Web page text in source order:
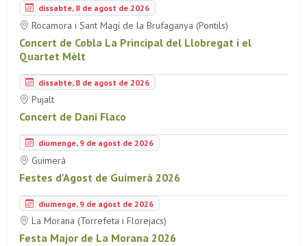
dissabte, 8 de agost de 2026
Rocamora i Sant Magí de la Brufaganya (Pontils)
Concert de Cobla La Principal del Llobregat i el
Quartet Mèlt
dissabte, 8 de agost de 2026
Pujalt
Concert de Dani Flaco
diumenge, 9 de agost de 2026
Guimerà
Festes d'Agost de Guimerà 2026
diumenge, 9 de agost de 2026
La Morana (Torrefeta i Florejacs)
Festa Major de La Morana 2026